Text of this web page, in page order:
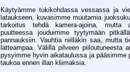
Käytyämme tukikohdassa vessassa ja
lataukseen, kuvasimme muutamia
tarkoitus tehdä kamera-ajoina, mutta
puutteessa jouduimme tyytymään
pannauksiin. Vauhtia niilläkin saa, mutta
latteampaa. Välillä pilveen piiloutuneesta
pysyimme hyvin aikataulussa ja pääsimme
taukoa ennen illan kliimaksia.